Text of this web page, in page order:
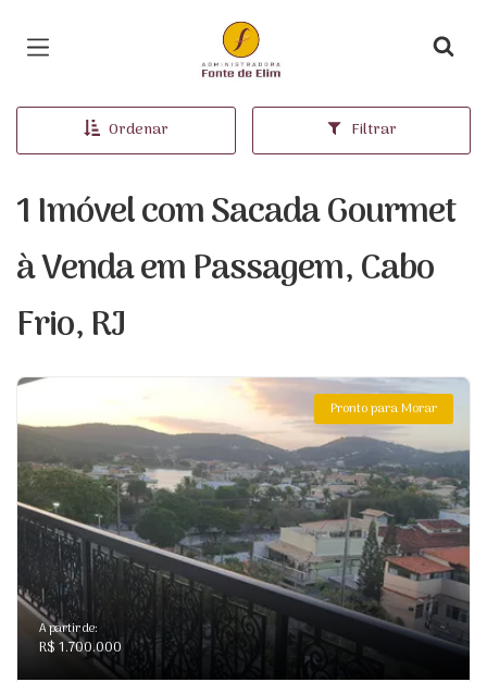
Página inicial
Ordenar Filtrar
1 Imóvel com Sacada Gourmet
à Venda em Passagem, Cabo
Frio, RJ
Pronto para Morar
A partir de:
R$ 1.700.000